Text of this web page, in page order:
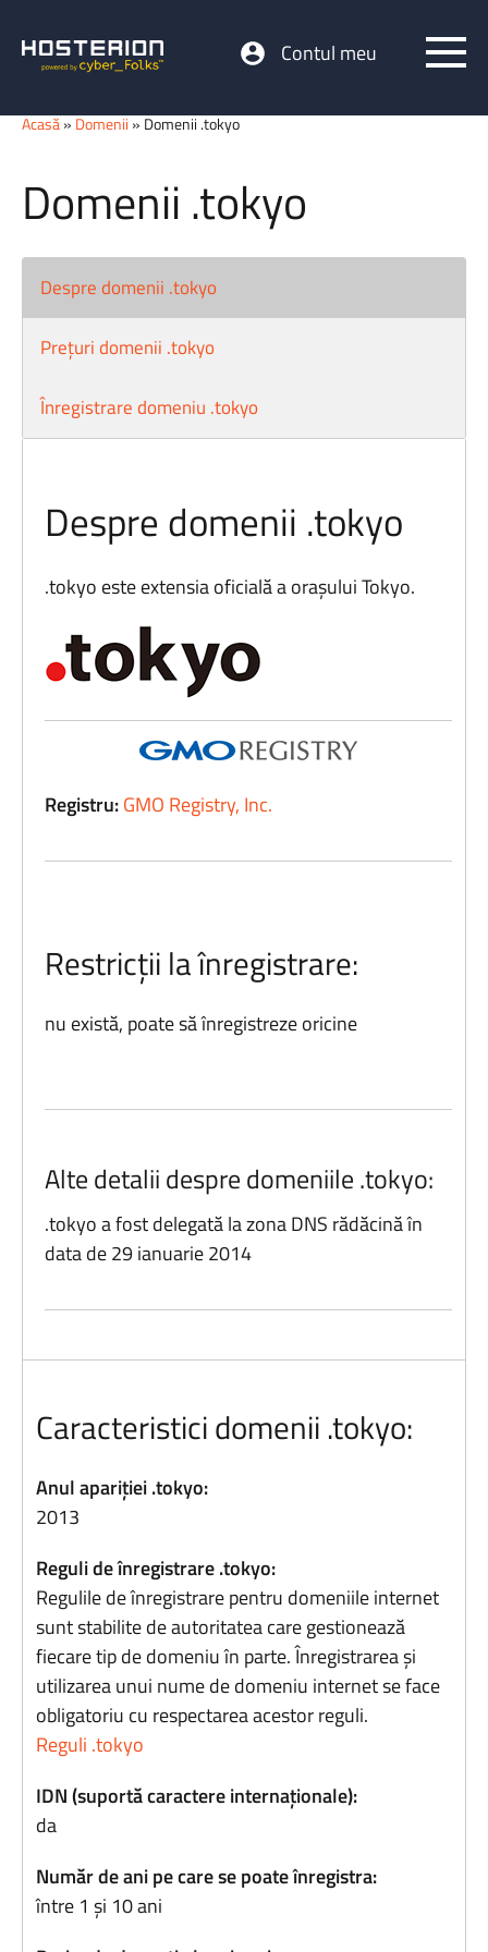
Contul meu
Acasă» Domenii » Domenii .tokyo
Domenii .tokyo
Despre domenii .tokyo
Prețuri domenii .tokyo
Înregistrare domeniu .tokyo
Despre domenii .tokyo
.tokyo este extensia oficială a orașului Tokyo.
Registru:GMO Registry, Inc.
Restricții la înregistrare:
nu există, poate să înregistreze oricine
Alte detalii despre domeniile .tokyo:
.tokyo a fost delegată la zona DNS rădăcină în
data de 29 ianuarie 2014
Caracteristici domenii .tokyo:
Anul apariției .tokyo:
2013
Reguli de înregistrare .tokyo:
Regulile de înregistrare pentru domeniile internet
sunt stabilite de autoritatea care gestionează
fiecare tip de domeniu în parte. Înregistrarea și
utilizarea unui nume de domeniu internet se face
obligatoriu cu respectarea acestor reguli.
Reguli .tokyo
IDN (suportă caractere internaționale):
da
Număr de ani pe care se poate înregistra:
între 1 și 10 ani